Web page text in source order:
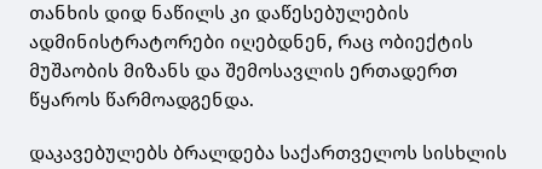
თანხის დიდ ნაწილს კი დაწესებულების
ადმინისტრატორები იღებდნენ, რაც ობიექტის
მუშაობის მიზანს და შემოსავლის ერთადერთ
წყაროს წარმოადგენდა.
დაკავებულებს ბრალდება საქართველოს სისხლის